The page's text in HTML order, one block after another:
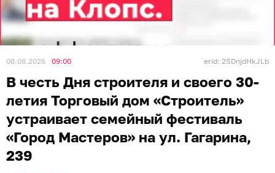
08.08.2026 09:00 erid: 2SDnjdHkJLb
В честь Дня строителя и своего 30-
летия Торговый дом «Строитель»
устраивает семейный фестиваль
«Город Мастеров» на ул. Гагарина,
239